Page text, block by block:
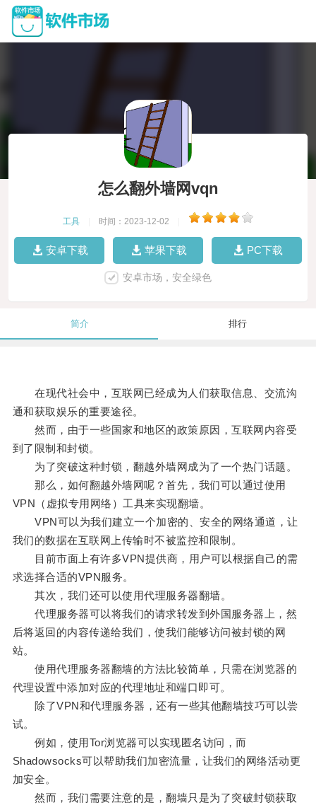
怎么翻外墙网vqn
工具 时间：2023-12-02
安卓下载 苹果下载 PC下载
安卓市场，安全绿色
简介 排行
在现代社会中，互联网已经成为人们获取信息、交流沟
通和获取娱乐的重要途径。
然而，由于一些国家和地区的政策原因，互联网内容受
到了限制和封锁。
为了突破这种封锁，翻越外墙网成为了一个热门话题。
那么，如何翻越外墙网呢？首先，我们可以通过使用
VPN（虚拟专用网络）工具来实现翻墙。
VPN可以为我们建立一个加密的、安全的网络通道，让
我们的数据在互联网上传输时不被监控和限制。
目前市面上有许多VPN提供商，用户可以根据自己的需
求选择合适的VPN服务。
其次，我们还可以使用代理服务器翻墙。
代理服务器可以将我们的请求转发到外国服务器上，然
后将返回的内容传递给我们，使我们能够访问被封锁的网
站。
使用代理服务器翻墙的方法比较简单，只需在浏览器的
代理设置中添加对应的代理地址和端口即可。
除了VPN和代理服务器，还有一些其他翻墙技巧可以尝
试。
例如，使用Tor浏览器可以实现匿名访问，而
Shadowsocks可以帮助我们加密流量，让我们的网络活动更
加安全。
然而，我们需要注意的是，翻墙只是为了突破封锁获取